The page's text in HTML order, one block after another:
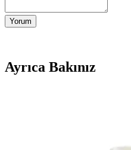
Yorum
Ayrıca Bakınız